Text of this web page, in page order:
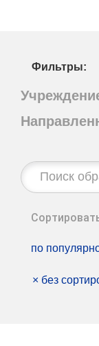
Фильтры:
Строка
поиска:
по
× без